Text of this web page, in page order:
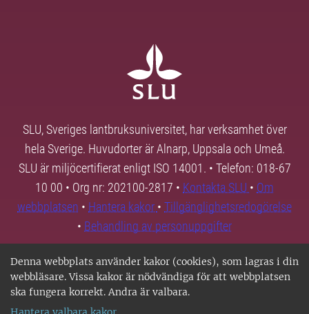
Denna webbplats använder kakor (cookies), som lagras i din
webbläsare. Vissa kakor är nödvändiga för att webbplatsen
ska fungera korrekt. Andra är valbara.
SLU, Sveriges lantbruksuniversitet, har verksamhet över
hela Sverige. Huvudorter är Alnarp, Uppsala och Umeå.
SLU är miljöcertifierat enligt ISO 14001. • Telefon: 018-67
10 00 • Org nr: 202100-2817 • Kontakta SLU • Om
webbplatsen • Hantera kakor • Tillgänglighetsredogörelse
• Behandling av personuppgifter